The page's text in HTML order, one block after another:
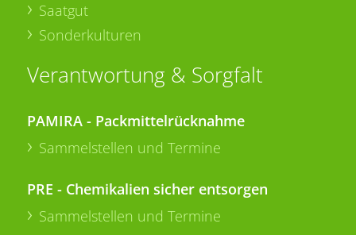
Saatgut
Sonderkulturen
Verantwortung & Sorgfalt
PAMIRA - Packmittelrücknahme
Sammelstellen und Termine
PRE - Chemikalien sicher entsorgen
Sammelstellen und Termine